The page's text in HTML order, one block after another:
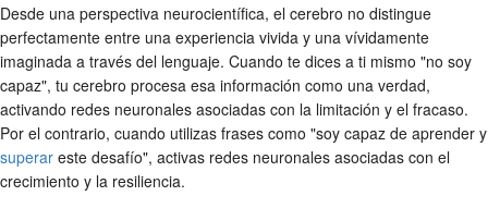
Desde una perspectiva neurocientífica, el cerebro no distingue
perfectamente entre una experiencia vivida y una vívidamente
imaginada a través del lenguaje. Cuando te dices a ti mismo "no soy
capaz", tu cerebro procesa esa información como una verdad,
activando redes neuronales asociadas con la limitación y el fracaso.
Por el contrario, cuando utilizas frases como "soy capaz de aprender y
superar este desafío", activas redes neuronales asociadas con el
crecimiento y la resiliencia.